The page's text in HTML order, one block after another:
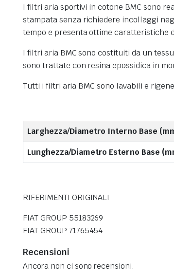
I filtri aria sportivi in cotone BMC sono
stampata senza richiedere incollaggi
tempo e presenta ottime caratteristiche
I filtri aria BMC sono costituiti da un
sono trattate con resina epossidica in
Tutti i filtri aria BMC sono lavabili e
Larghezza/Diametro Interno Base
Lunghezza/Diametro Esterno Base
RIFERIMENTI ORIGINALI
FIAT GROUP 55183269
FIAT GROUP 71765454
Recensioni
Ancora non ci sono recensioni.